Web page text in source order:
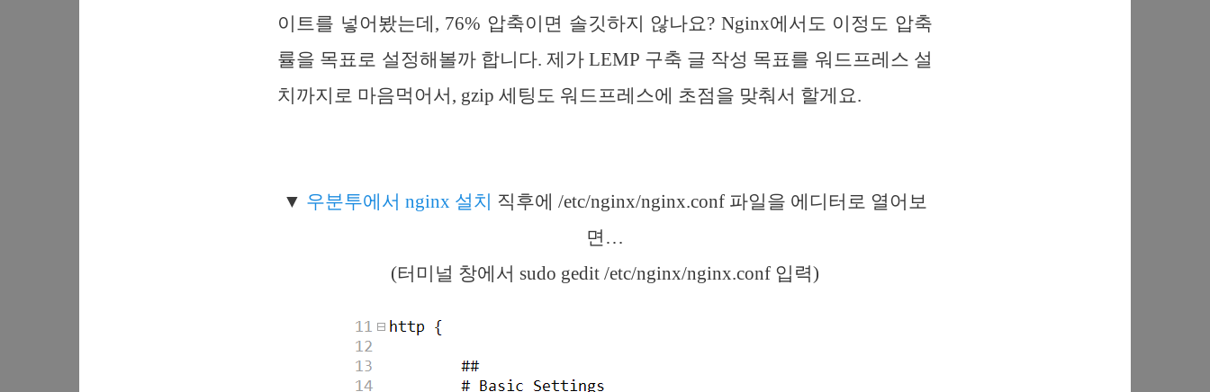
이트를 넣어봤는데, 76% 압축이면 솔깃하지 않나요? Nginx에서도 이정도 압축
률을 목표로 설정해볼까 합니다. 제가 LEMP 구축 글 작성 목표를 워드프레스 설
치까지로 마음먹어서, gzip 세팅도 워드프레스에 초점을 맞춰서 할게요.
▼ 우분투에서 nginx 설치 직후에 /etc/nginx/nginx.conf 파일을 에디터로 열어보
면…
(터미널 창에서 sudo gedit /etc/nginx/nginx.conf 입력)